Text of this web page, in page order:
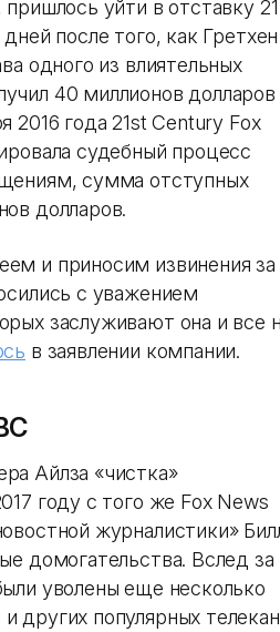
уйти в отставку
после того, как Гретхен
одного из влиятельных
40 миллионов долларов
2016 года 21st Century Fox
судебный процесс
сумма отступных
долларов.
и приносим извинения за
с уважением
заслуживают она и все
в заявлении компании.
Айлза «чистка»
году с того же Fox News
журналистики»
домогательства. Вслед
уволены еще несколько
других популярных